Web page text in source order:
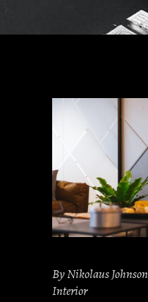
ByNikolaus Johnson
Interior